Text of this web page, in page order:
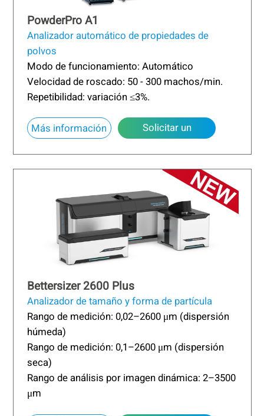
PowderPro A1
Analizador automático de propiedades de
polvos
Modo de funcionamiento: Automático
Velocidad de roscado: 50 - 300 machos/min.
Repetibilidad: variación ≤3%.
Más información
Solicitar un
Bettersizer 2600 Plus
Analizador de tamaño y forma de partícula
Rango de medición: 0,02–2600 μm (dispersión
húmeda)
Rango de medición: 0,1–2600 μm (dispersión
seca)
Rango de análisis por imagen dinámica: 2–3500
μm